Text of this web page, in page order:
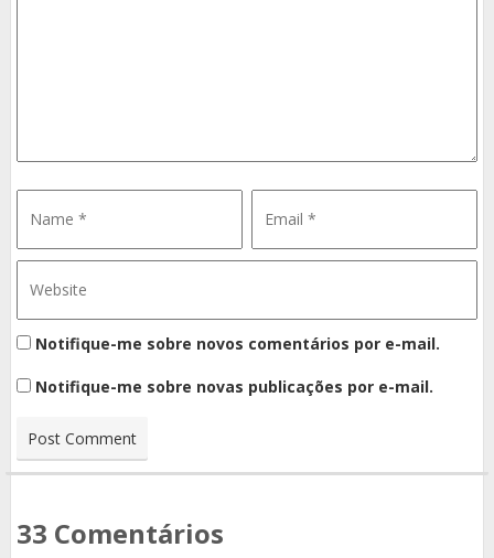
Notifique-me sobre novos comentários por e-mail.
Notifique-me sobre novas publicações por e-mail.
33 Comentários